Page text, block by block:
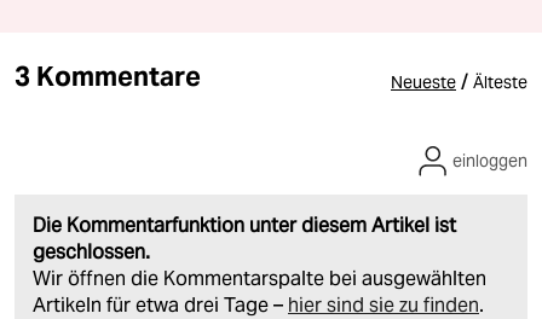
3 Kommentare Neueste / Älteste
Die Kommentarfunktion unter diesem Artikel ist
geschlossen.
Wir öffnen die Kommentarspalte bei ausgewählten
Artikeln für etwa drei Tage – hier sind sie zu finden.
einloggen